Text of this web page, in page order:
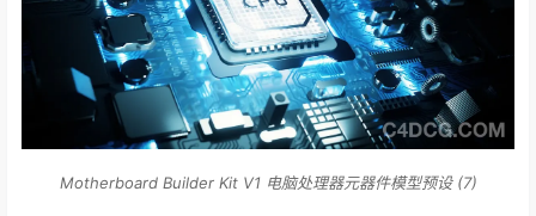
Motherboard Builder Kit V1 电脑处理器元器件模型预设 (7)